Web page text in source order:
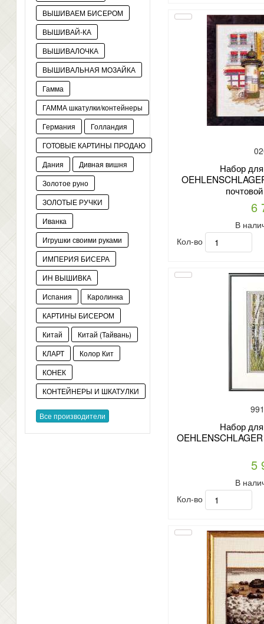
ВЫШИВАЕМ БИСЕРОМ
ВЫШИВАЙ-КА
ВЫШИВАЛОЧКА
ВЫШИВАЛЬНАЯ МОЗАЙКА
Гамма
ГАММА шкатулки/контейнеры
Германия
Голландия
ГОТОВЫЕ КАРТИНЫ ПРОДАЮ
Дания
Дивная вишня
Золотое руно
ЗОЛОТЫЕ РУЧКИ
Иванка
Игрушки своими руками
ИМПЕРИЯ БИСЕРА
ИН ВЫШИВКА
Испания
Каролинка
КАРТИНЫ БИСЕРОМ
Китай
Китай (Тайвань)
КЛАРТ
Колор Кит
КОНЕК
КОНТЕЙНЕРЫ И ШКАТУЛКИ
Все производители
Набор
6
В
Кол-во
Набор
5
В
Кол-во